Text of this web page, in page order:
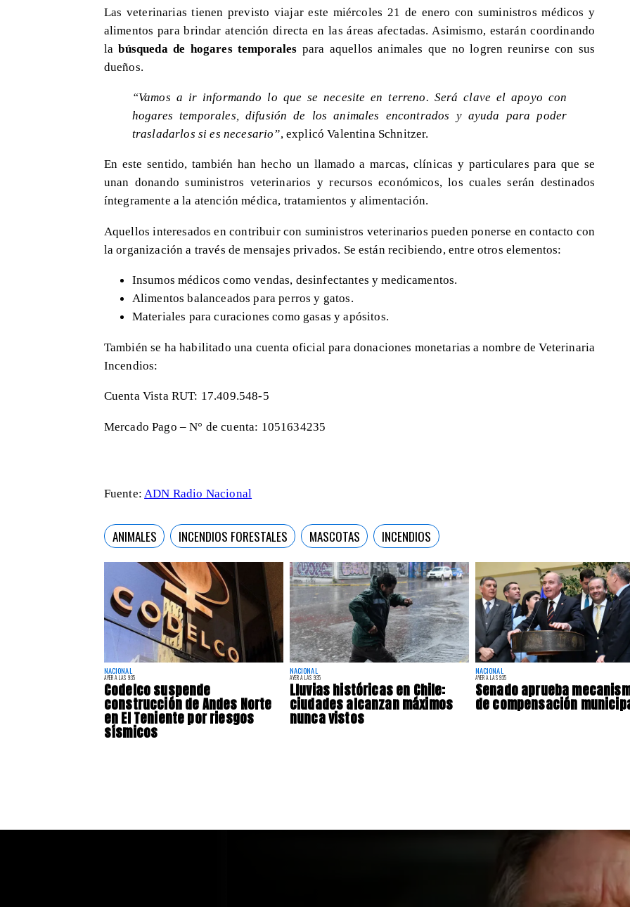
NACIONAL
AYER A LAS 9:35
Codelco suspende
construcción de Andes Norte
en El Teniente por riesgos
sísmicos
NACIONAL
AYER A LAS 9:35
Lluvias históricas en Chile:
ciudades alcanzan máximos
nunca vistos
NACIONAL
AYER A LAS 9:35
Senado aprueba
de compensación
Las veterinarias tienen previsto viajar este miércoles 21 de enero con suministros médicos y
alimentos para brindar atención directa en las áreas afectadas. Asimismo, estarán coordinando
labúsqueda de hogares temporales para aquellos animales que no logren reunirse con sus
dueños.
“Vamos a ir informando lo que se necesite en terreno. Será clave el apoyo con
hogares temporales, difusión de los animales encontrados y ayuda para poder
trasladarlos si es necesario”, explicó Valentina Schnitzer.
En este sentido, también han hecho un llamado a marcas, clínicas y particulares para que se
unan donando suministros veterinarios y recursos económicos, los cuales serán destinados
íntegramente a la atención médica, tratamientos y alimentación.
Aquellos interesados en contribuir con suministros veterinarios pueden ponerse en contacto con
la organización a través de mensajes privados. Se están recibiendo, entre otros elementos:
Insumos médicos como vendas, desinfectantes y medicamentos.
Alimentos balanceados para perros y gatos.
Materiales para curaciones como gasas y apósitos.
También se ha habilitado una cuenta oficial para donaciones monetarias a nombre de Veterinaria
Incendios:
​Cuenta Vista RUT: 17.409.548-5
Mercado Pago – N° de cuenta: 1051634235
Fuente:ADN Radio Nacional
ANIMALES INCENDIOS FORESTALES MASCOTAS INCENDIOS